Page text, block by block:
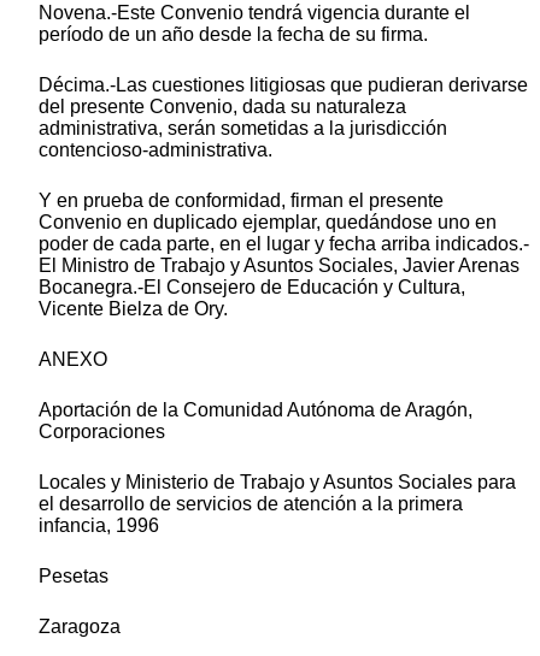
Novena.-Este Convenio tendrá vigencia durante el
período de un año desde la fecha de su firma.
Décima.-Las cuestiones litigiosas que pudieran derivarse
del presente Convenio, dada su naturaleza
administrativa, serán sometidas a la jurisdicción
contencioso-administrativa.
Y en prueba de conformidad, firman el presente
Convenio en duplicado ejemplar, quedándose uno en
poder de cada parte, en el lugar y fecha arriba indicados.-
El Ministro de Trabajo y Asuntos Sociales, Javier Arenas
Bocanegra.-El Consejero de Educación y Cultura,
Vicente Bielza de Ory.
ANEXO
Aportación de la Comunidad Autónoma de Aragón,
Corporaciones
Locales y Ministerio de Trabajo y Asuntos Sociales para
el desarrollo de servicios de atención a la primera
infancia, 1996
Pesetas
Zaragoza